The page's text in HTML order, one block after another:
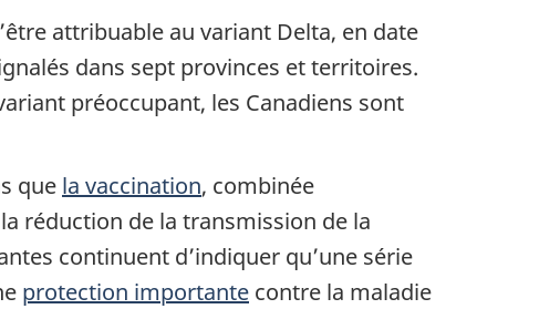
attribuable au variant Delta, en date
dans sept provinces et territoires.
préoccupant, les Canadiens sont
que la vaccination, combinée
réduction de la transmission de la
continuent d’indiquer qu’une série
protection importante contre la maladie